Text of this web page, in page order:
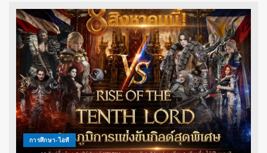
การศึกษา-ไอที